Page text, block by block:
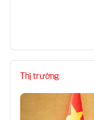
Thị trường